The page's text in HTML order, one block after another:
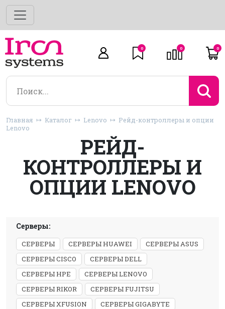
0 0 0
Главная Каталог Lenovo
Рейд-контроллеры и опции
Lenovo
РЕЙД-
КОНТРОЛЛЕРЫ И
ОПЦИИ LENOVO
Серверы:
СЕРВЕРЫ СЕРВЕРЫ HUAWEI
СЕРВЕРЫ ASUS
СЕРВЕРЫ CISCO
СЕРВЕРЫ DELL
СЕРВЕРЫ HPE
СЕРВЕРЫ LENOVO
СЕРВЕРЫ RIKOR
СЕРВЕРЫ FUJITSU
СЕРВЕРЫ XFUSION
СЕРВЕРЫ GIGABYTE